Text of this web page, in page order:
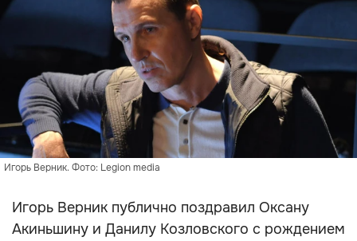
Игорь Верник. Фото: Legion media
Игорь Верник публично поздравил Оксану
Акиньшину и Данилу Козловского с рождением